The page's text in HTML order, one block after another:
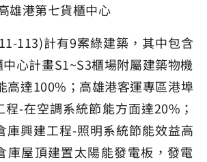
雄港第七貨櫃中心
113)計有9案綠建築，其中包含
心計畫S1~S3櫃場附屬建築物機
高達100%；高雄港客運專區港埠
-在空調系統節能方面達20%；
庫興建工程-照明系統節能效益高
庫屋頂建置太陽能發電板，發電